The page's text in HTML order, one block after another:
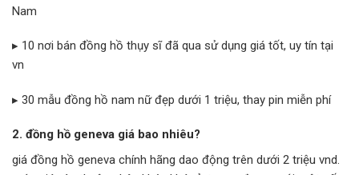
Nam
▸ 10 nơi bán đồng hồ thụy sĩ đã qua sử dụng giá tốt, uy tín tại
vn
▸ 30 mẫu đồng hồ nam nữ đẹp dưới 1 triệu, thay pin miễn phí
2. đồng hồ geneva giá bao nhiêu?
giá đồng hồ geneva chính hãng dao động trên dưới 2 triệu vnd.